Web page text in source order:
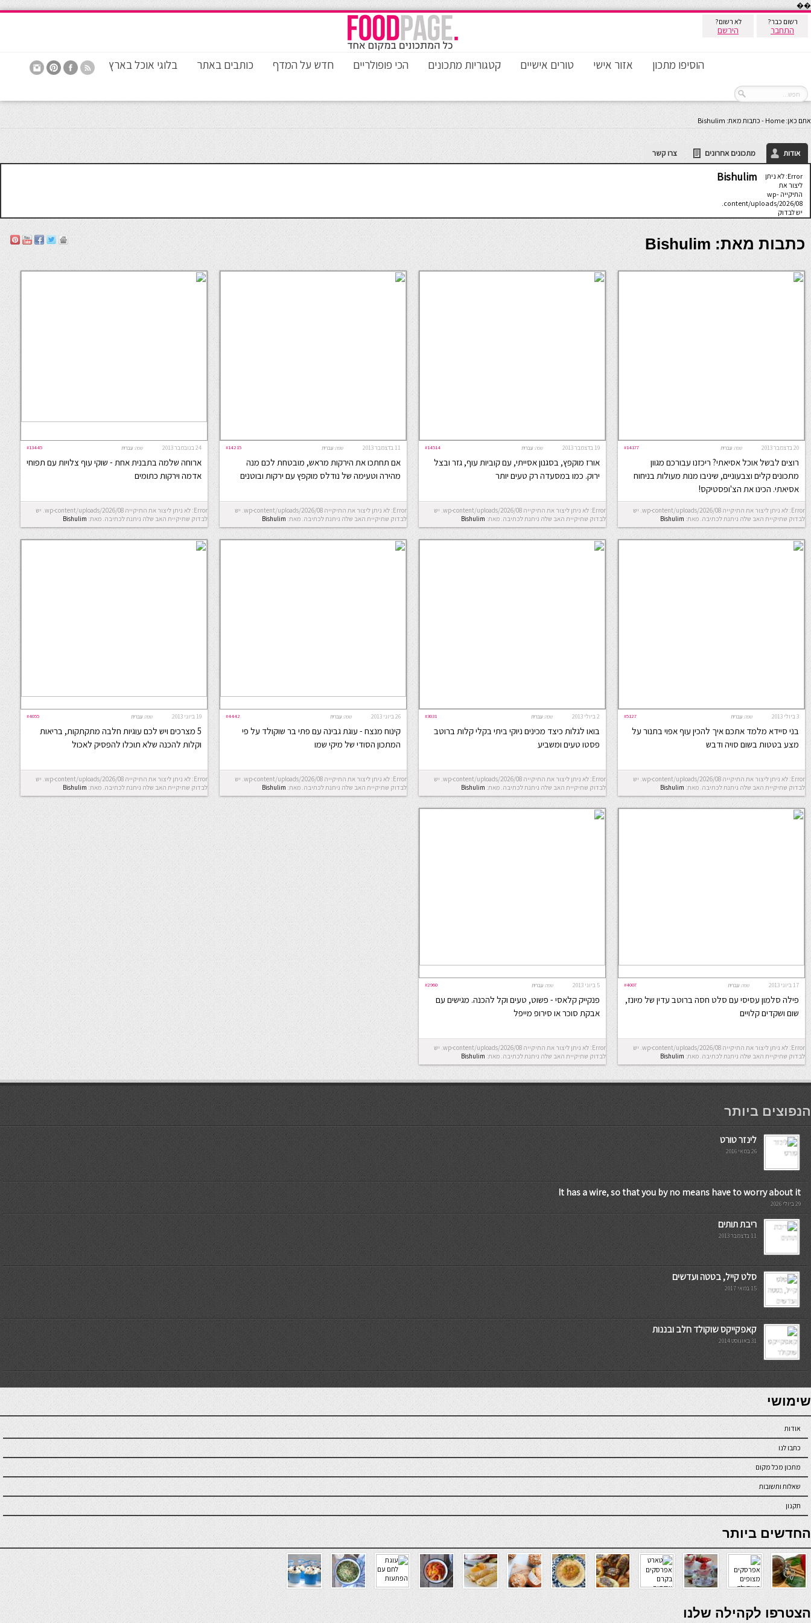
��
רשום כבר?
התחבר
לא רשום?
הירשם
הוסיפו מתכון אזור אישי טורים אישיים קטגוריות מתכונים הכי פופולריים חדש על המדף כותבים באתר בלוגי אוכל בארץ
אתם כאן: Home
- כתבות מאת: Bishulim
אודות מתכונים אחרונים צרו קשר
Error: לא ניתן
ליצור את
התיקייה wp-
content/uploads/2026/08.
יש לבדוק
שתיקיית האב
שלה ניתנת
לכתיבה.
Bishulim
כתבות מאת: Bishulim
20 בדצמבר 2013 #14177 שפה: עברית
רוצים לבשל אוכל אסיאתי? ריכזנו עבורכם מגוון
מתכונים קלים וצבעוניים, שיניבו מנות מעולות בניחוח
אסיאתי. הכינו את הצ'ופסטיקס!
Error: לא ניתן ליצור את התיקייה wp-content/uploads/2026/08. יש
לבדוק שתיקיית האב שלה ניתנת לכתיבה. מאת: Bishulim
19 בדצמבר 2013 #14514 שפה: עברית
אורז מוקפץ, בסגנון אסייתי, עם קוביות עוף, גזר ובצל
ירוק. כמו במסעדה רק טעים יותר
Error: לא ניתן ליצור את התיקייה wp-content/uploads/2026/08. יש
לבדוק שתיקיית האב שלה ניתנת לכתיבה. מאת: Bishulim
11 בדצמבר 2013 #14215 שפה: עברית
אם תחתכו את הירקות מראש, מובטחת לכם מנה
מהירה וטעימה של נודלס מוקפץ עם ירקות ובוטנים
Error: לא ניתן ליצור את התיקייה wp-content/uploads/2026/08. יש
לבדוק שתיקיית האב שלה ניתנת לכתיבה. מאת: Bishulim
24 בנובמבר 2013 #13445 שפה: עברית
ארוחה שלמה בתבנית אחת - שוקי עוף צלויות עם תפוחי
אדמה וירקות כתומים
Error: לא ניתן ליצור את התיקייה wp-content/uploads/2026/08. יש
לבדוק שתיקיית האב שלה ניתנת לכתיבה. מאת: Bishulim
3 ביולי 2013 #5127 שפה: עברית
בני סיידא מלמד אתכם איך להכין עוף אפוי בתנור על
מצע בטטות בשום סויה ודבש
Error: לא ניתן ליצור את התיקייה wp-content/uploads/2026/08. יש
לבדוק שתיקיית האב שלה ניתנת לכתיבה. מאת: Bishulim
2 ביולי 2013 #3031 שפה: עברית
בואו לגלות כיצד מכינים ניוקי ביתי בקלי קלות ברוטב
פסטו טעים ומשביע
Error: לא ניתן ליצור את התיקייה wp-content/uploads/2026/08. יש
לבדוק שתיקיית האב שלה ניתנת לכתיבה. מאת: Bishulim
26 ביוני 2013 #4442 שפה: עברית
קינוח מנצח - עוגת גבינה עם פתי בר שוקולד על פי
המתכון הסודי של מיקי שמו
Error: לא ניתן ליצור את התיקייה wp-content/uploads/2026/08. יש
לבדוק שתיקיית האב שלה ניתנת לכתיבה. מאת: Bishulim
19 ביוני 2013 #4055 שפה: עברית
5 מצרכים ויש לכם עוגיות חלבה מתקתקות, בריאות
וקלות להכנה שלא תוכלו להפסיק לאכול
Error: לא ניתן ליצור את התיקייה wp-content/uploads/2026/08. יש
לבדוק שתיקיית האב שלה ניתנת לכתיבה. מאת: Bishulim
17 ביוני 2013 #4007 שפה: עברית
פילה סלמון עסיסי עם סלט חסה ברוטב עדין של מיונז,
שום ושקדים קלויים
Error: לא ניתן ליצור את התיקייה wp-content/uploads/2026/08. יש
לבדוק שתיקיית האב שלה ניתנת לכתיבה. מאת: Bishulim
5 ביוני 2013 #2960 שפה: עברית
פנקייק קלאסי - פשוט, טעים וקל להכנה. מגישים עם
אבקת סוכר או סירופ מייפל
Error: לא ניתן ליצור את התיקייה wp-content/uploads/2026/08. יש
לבדוק שתיקיית האב שלה ניתנת לכתיבה. מאת: Bishulim
мостбет кг
הנפוצים ביותר
לינזר טורט
26 במאי 2016
It has a wire, so that you by no means have to worry about it
29 ביולי 2026
ריבת תותים
11 בדצמבר 2013
סלט קייל, בטטה ועדשים
15 במאי 2017
קאפקייקס שוקולד חלב ובננות
31 באוגוסט 2014
7slots
seriöse online casinos österreich
שימושי
אודות
כתבו לנו
מתכון מכל מקום
שאלות ותשובות
תקנון
online casino
החדשים ביותר
verde casino
הצטרפו לקהילה שלנו